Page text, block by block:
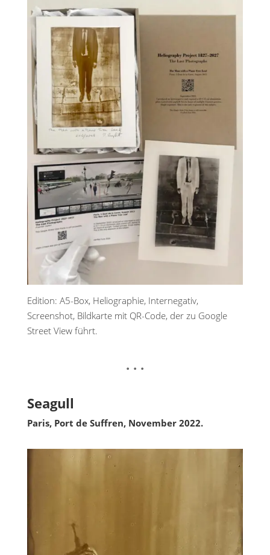
Edition: A5-Box, Heliographie, Internegativ,
Screenshot, Bildkarte mit QR-Code, der zu Google
Street View führt.
. . .
Seagull
Paris, Port de Suffren, November 2022.